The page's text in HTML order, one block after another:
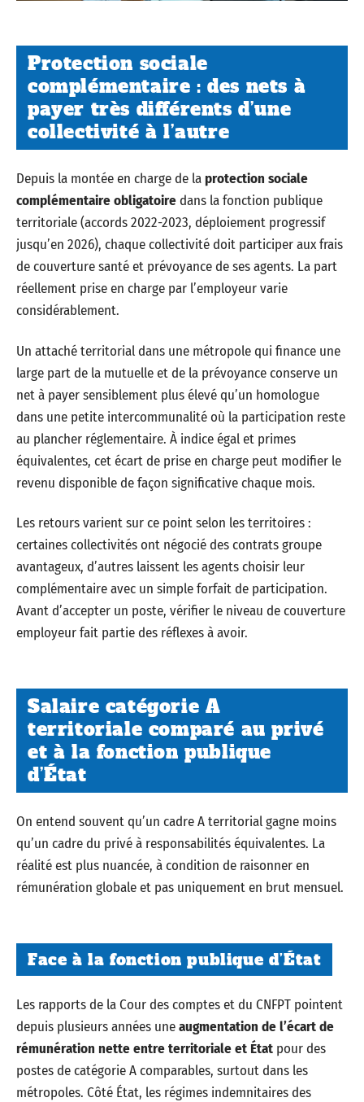
Protection sociale
complémentaire : des nets à
payer très différents d’une
collectivité à l’autre
Depuis la montée en charge de laprotection sociale
complémentaire obligatoiredans la fonction publique
territoriale (accords 2022-2023, déploiement progressif
jusqu’en 2026), chaque collectivité doit participer aux frais
de couverture santé et prévoyance de ses agents. La part
réellement prise en charge par l’employeur varie
considérablement.
Un attaché territorial dans une métropole qui finance une
large part de la mutuelle et de la prévoyance conserve un
net à payer sensiblement plus élevé qu’un homologue
dans une petite intercommunalité où la participation reste
au plancher réglementaire. À indice égal et primes
équivalentes, cet écart de prise en charge peut modifier le
revenu disponible de façon significative chaque mois.
Les retours varient sur ce point selon les territoires :
certaines collectivités ont négocié des contrats groupe
avantageux, d’autres laissent les agents choisir leur
complémentaire avec un simple forfait de participation.
Avant d’accepter un poste, vérifier le niveau de couverture
employeur fait partie des réflexes à avoir.
Salaire catégorie A
territoriale comparé au privé
et à la fonction publique
d’État
On entend souvent qu’un cadre A territorial gagne moins
qu’un cadre du privé à responsabilités équivalentes. La
réalité est plus nuancée, à condition de raisonner en
rémunération globale et pas uniquement en brut mensuel.
Face à la fonction publique d’État
Les rapports de la Cour des comptes et du CNFPT pointent
depuis plusieurs années uneaugmentation de l’écart de
rémunération nette entre territoriale et État pour des
postes de catégorie A comparables, surtout dans les
métropoles. Côté État, les régimes indemnitaires des